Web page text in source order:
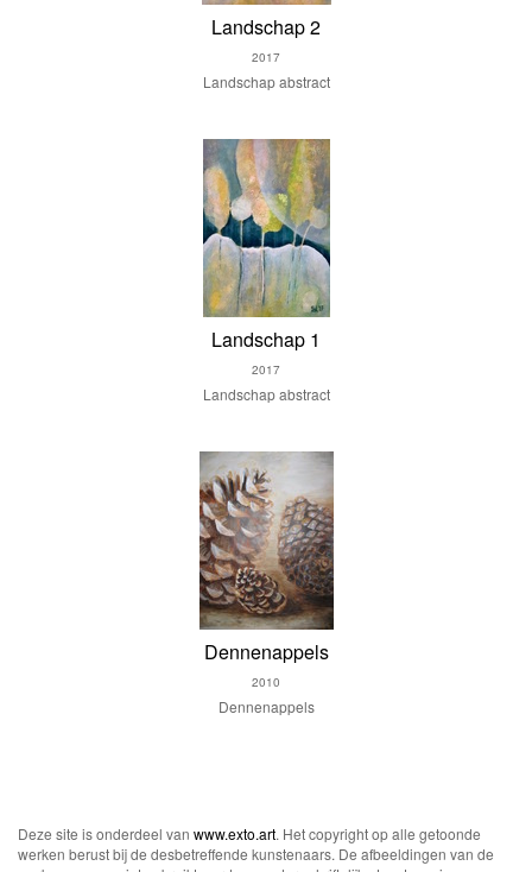
Landschap 2
2017
Landschap abstract
Landschap 1
2017
Landschap abstract
Dennenappels
2010
Dennenappels
Deze site is onderdeel van www.exto.art. Het copyright op alle getoonde
werken berust bij de desbetreffende kunstenaars. De afbeeldingen van de